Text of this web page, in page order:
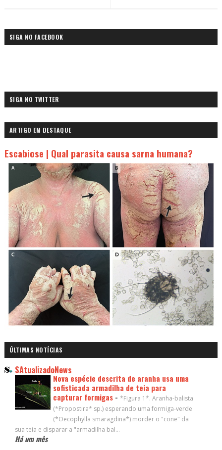
SIGA NO FACEBOOK
SIGA NO TWITTER
ARTIGO EM DESTAQUE
Escabiose | Qual parasita causa sarna humana?
ÚLTIMAS NOTÍCIAS
SAtualizadoNews
Nova espécie descrita de aranha usa uma
sofisticada armadilha de teia para
capturar formigas - *Figura 1*. Aranha-balista
(*Propostira* sp.) esperando uma formiga-verde
(*Oecophylla smaragdina*) morder o "cone" da
sua teia e disparar a "armadilha bal...
Há um mês